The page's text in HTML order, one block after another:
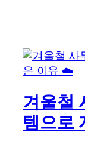
겨울철
템으로